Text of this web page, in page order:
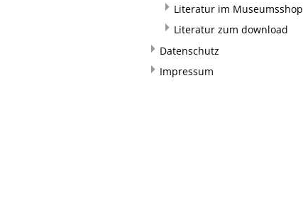
Literatur im Museumsshop
Literatur zum download
Datenschutz
Impressum